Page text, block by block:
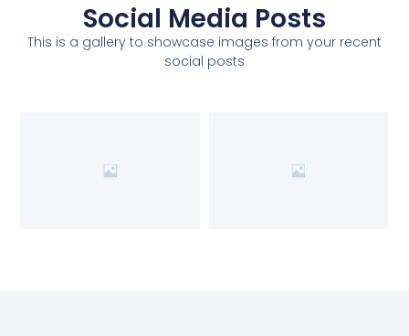
Social Media Posts
This is a gallery to showcase images from your recent
social posts